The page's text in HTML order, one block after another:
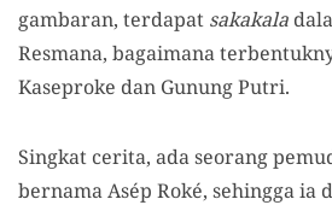
gambaran, terdapat sakakala
Resmana, bagaimana
Kaseproke dan Gunung Putri.
Singkat cerita, ada seorang
bernama Asép Roké, sehingga ia